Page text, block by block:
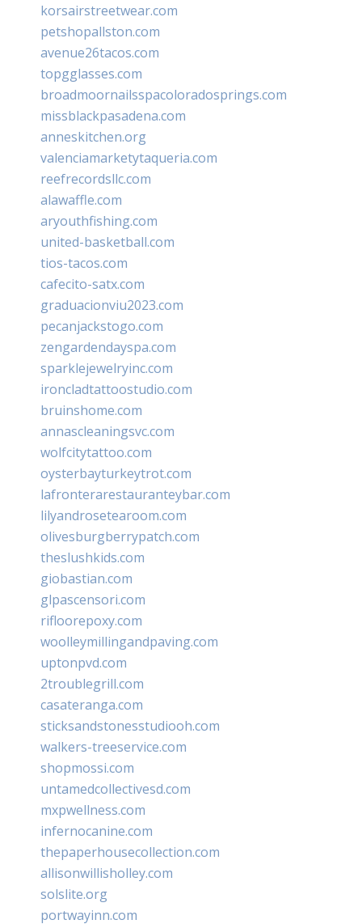
korsairstreetwear.com
petshopallston.com
avenue26tacos.com
topgglasses.com
broadmoornailsspacoloradosprings.com
missblackpasadena.com
anneskitchen.org
valenciamarketytaqueria.com
reefrecordsllc.com
alawaffle.com
aryouthfishing.com
united-basketball.com
tios-tacos.com
cafecito-satx.com
graduacionviu2023.com
pecanjackstogo.com
zengardendayspa.com
sparklejewelryinc.com
ironcladtattoostudio.com
bruinshome.com
annascleaningsvc.com
wolfcitytattoo.com
oysterbayturkeytrot.com
lafronterarestauranteybar.com
lilyandrosetearoom.com
olivesburgberrypatch.com
theslushkids.com
giobastian.com
glpascensori.com
rifloorepoxy.com
woolleymillingandpaving.com
uptonpvd.com
2troublegrill.com
casateranga.com
sticksandstonesstudiooh.com
walkers-treeservice.com
shopmossi.com
untamedcollectivesd.com
mxpwellness.com
infernocanine.com
thepaperhousecollection.com
allisonwillisholley.com
solslite.org
portwayinn.com